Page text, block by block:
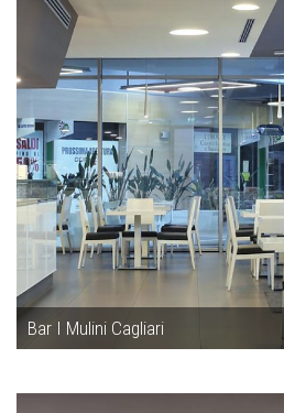
Bar I Mulini Cagliari